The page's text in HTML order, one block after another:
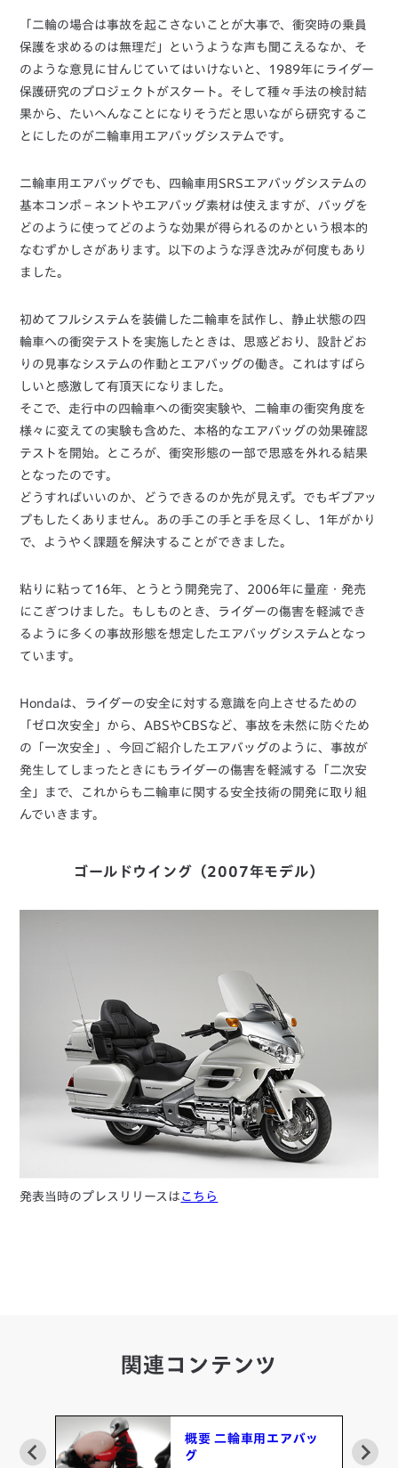
「二輪の場合は事故を起こさないことが大事で、衝突時の乗員
保護を求めるのは無理だ」というような声も聞こえるなか、そ
のような意見に甘んじていてはいけないと、1989年にライダー
保護研究のプロジェクトがスタート。そして種々手法の検討結
果から、たいへんなことになりそうだと思いながら研究するこ
とにしたのが二輪車用エアバッグシステムです。
二輪車用エアバッグでも、四輪車用SRSエアバッグシステムの
基本コンポ－ネントやエアバッグ素材は使えますが、バッグを
どのように使ってどのような効果が得られるのかという根本的
なむずかしさがあります。以下のような浮き沈みが何度もあり
ました。
初めてフルシステムを装備した二輪車を試作し、静止状態の四
輪車への衝突テストを実施したときは、思惑どおり、設計どお
りの見事なシステムの作動とエアバッグの働き。これはすばら
しいと感激して有頂天になりました。
そこで、走行中の四輪車への衝突実験や、二輪車の衝突角度を
様々に変えての実験も含めた、本格的なエアバッグの効果確認
テストを開始。ところが、衝突形態の一部で思惑を外れる結果
となったのです。
どうすればいいのか、どうできるのか先が見えず。でもギブアッ
プもしたくありません。あの手この手と手を尽くし、1年がかり
で、ようやく課題を解決することができました。
粘りに粘って16年、とうとう開発完了、2006年に量産・発売
にこぎつけました。もしものとき、ライダーの傷害を軽減でき
るように多くの事故形態を想定したエアバッグシステムとなっ
ています。
Hondaは、ライダーの安全に対する意識を向上させるための
「ゼロ次安全」から、ABSやCBSなど、事故を未然に防ぐため
の「一次安全」、今回ご紹介したエアバッグのように、事故が
発生してしまったときにもライダーの傷害を軽減する「二次安
全」まで、これからも二輪車に関する安全技術の開発に取り組
んでいきます。
ゴールドウイング（2007年モデル）
発表当時のプレスリリースは こちら
関連コンテンツ
ライディングシミュレ
ーター